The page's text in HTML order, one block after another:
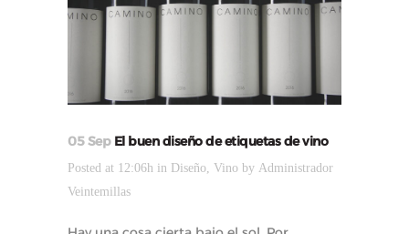
05 SepEl buen diseño de etiquetas de vino
Posted at 12:06h in Diseño, Vino by Administrador
Veintemillas